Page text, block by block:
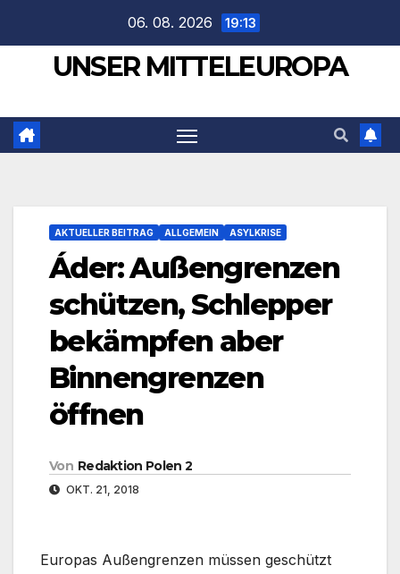
springen
06. 08. 2026 19:13
UNSER MITTELEUROPA
AKTUELLER BEITRAG ALLGEMEIN ASYLKRISE
Áder: Außengrenzen
schützen, Schlepper
bekämpfen aber
Binnengrenzen
öffnen
Von Redaktion Polen 2
OKT. 21, 2018
Europas Außengrenzen müssen geschützt